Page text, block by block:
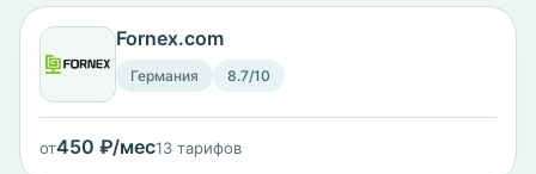
Fornex.com
Германия 8.7/10
от450 ₽/мес13 тарифов